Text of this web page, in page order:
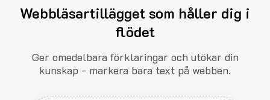
Webbläsartillägget som håller dig i
flödet
Ger omedelbara förklaringar och utökar din
kunskap - markera bara text på webben.